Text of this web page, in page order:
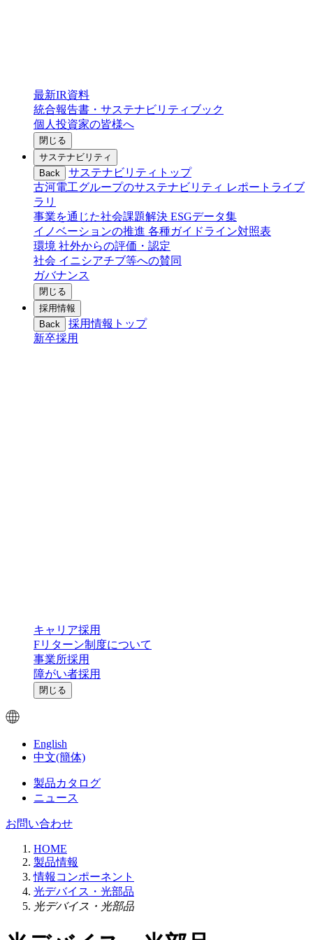
最新IR資料
統合報告書・サステナビリティブック
個人投資家の皆様へ
閉じる
サステナビリティ
Back
サステナビリティトップ
古河電工グループのサステナビリティ レポートライブ
ラリ
事業を通じた社会課題解決 ESGデータ集
イノベーションの推進 各種ガイドライン対照表
環境 社外からの評価・認定
社会 イニシアチブ等への賛同
ガバナンス
閉じる
採用情報
Back
採用情報トップ
新卒採用
キャリア採用
Fリターン制度について
事業所採用
障がい者採用
閉じる
English
中文(簡体)
製品カタログ
ニュース
お問い合わせ
HOME
製品情報
情報コンポーネント
光デバイス・光部品
光デバイス・光部品